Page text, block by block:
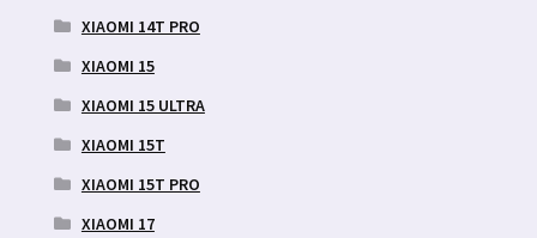
XIAOMI 14T PRO
XIAOMI 15
XIAOMI 15 ULTRA
XIAOMI 15T
XIAOMI 15T PRO
XIAOMI 17